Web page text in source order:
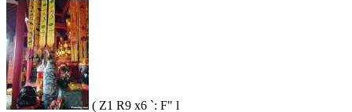
( Z1 R9 x6 `: F" l